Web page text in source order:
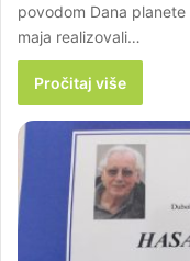
povodom Dana
maja realizovali…
Pročitaj više